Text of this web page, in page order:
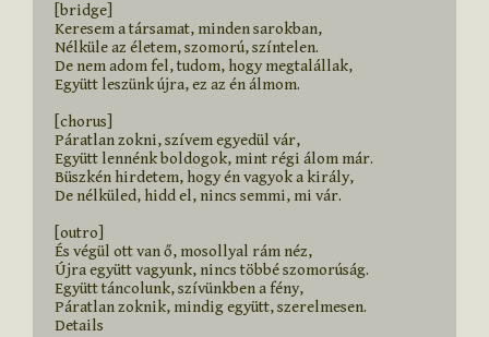
[bridge]
Keresem a társamat, minden sarokban,
Nélküle az életem, szomorú, színtelen.
De nem adom fel, tudom, hogy megtalállak,
Együtt leszünk újra, ez az én álmom.
[chorus]
Páratlan zokni, szívem egyedül vár,
Együtt lennénk boldogok, mint régi álom már.
Büszkén hirdetem, hogy én vagyok a király,
De nélküled, hidd el, nincs semmi, mi vár.
[outro]
És végül ott van ő, mosollyal rám néz,
Újra együtt vagyunk, nincs többé szomorúság.
Együtt táncolunk, szívünkben a fény,
Páratlan zoknik, mindig együtt, szerelmesen.
Details